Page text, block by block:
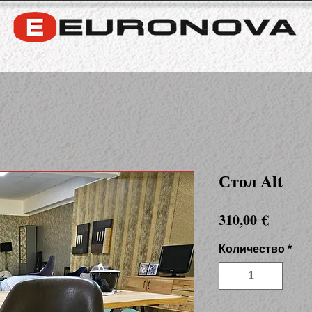
Стол Alt
310,00 €Цена
Количество *